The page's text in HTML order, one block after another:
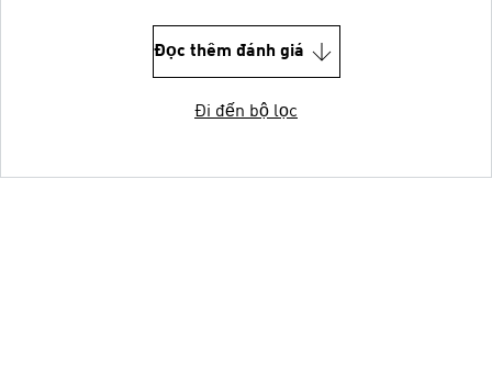
Đọc thêm đánh giá
Đi đến bộ lọc